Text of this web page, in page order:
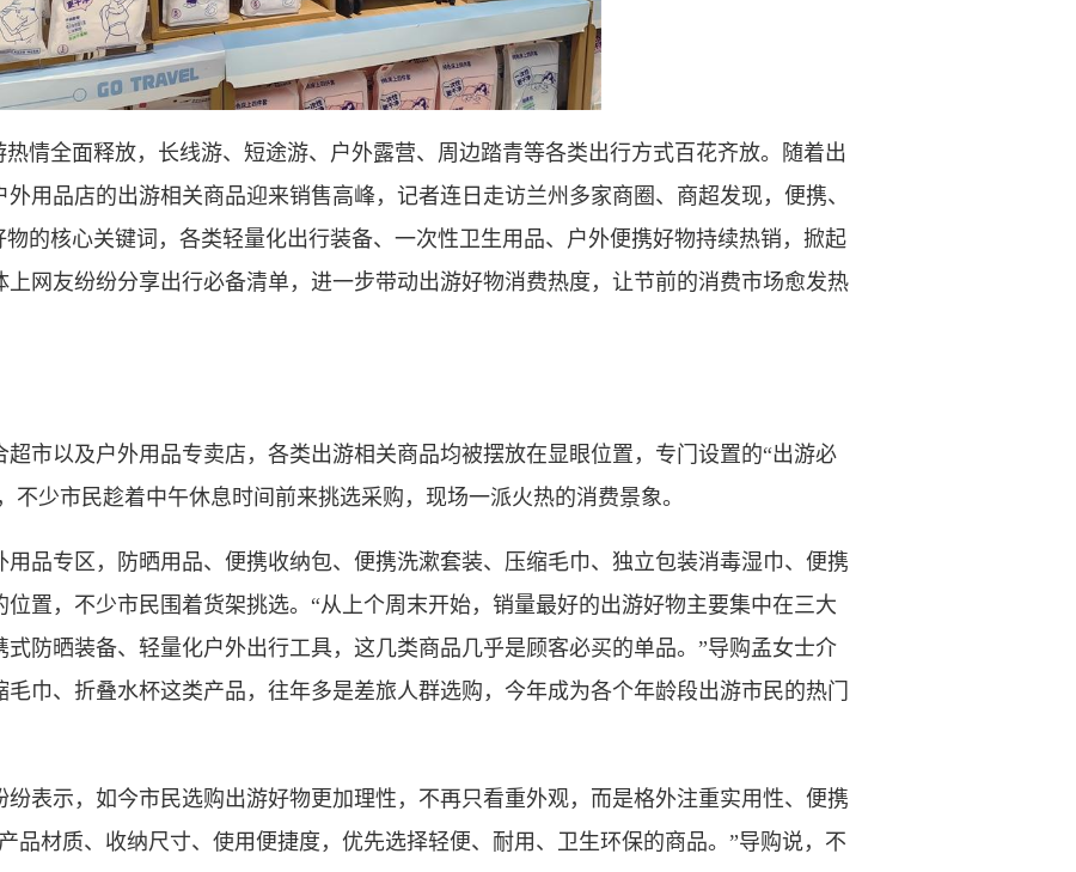
全面释放，长线游、短途游、户外露营、周边踏青等各类出行方式百花齐放。随着出
用品店的出游相关商品迎来销售高峰，记者连日走访兰州多家商圈、商超发现，便携、
的核心关键词，各类轻量化出行装备、一次性卫生用品、户外便携好物持续热销，掀起
网友纷纷分享出行必备清单，进一步带动出游好物消费热度，让节前的消费市场愈发热
以及户外用品专卖店，各类出游相关商品均被摆放在显眼位置，专门设置的“出游必
不少市民趁着中午休息时间前来挑选采购，现场一派火热的消费景象。
专区，防晒用品、便携收纳包、便携洗漱套装、压缩毛巾、独立包装消毒湿巾、便携
置，不少市民围着货架挑选。“从上个周末开始，销量最好的出游好物主要集中在三大
防晒装备、轻量化户外出行工具，这几类商品几乎是顾客必买的单品。”导购孟女士介
巾、折叠水杯这类产品，往年多是差旅人群选购，今年成为各个年龄段出游市民的热门
示，如今市民选购出游好物更加理性，不再只看重外观，而是格外注重实用性、便携
品材质、收纳尺寸、使用便捷度，优先选择轻便、耐用、卫生环保的商品。”导购说，不